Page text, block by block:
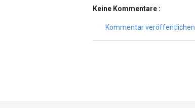
Keine Kommentare :
Kommentar veröffentlichen